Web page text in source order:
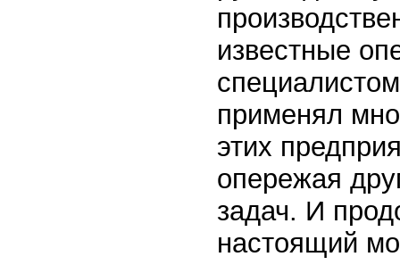
известные
применял
этих
опережая
задач. И
настоящий